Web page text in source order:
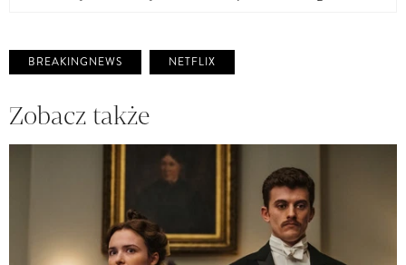
BREAKINGNEWS NETFLIX
Zobacz także